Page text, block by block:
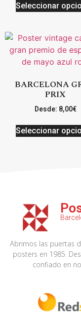
Seleccionar
BARCELONA
PRIX
Desde: 8,00€
Seleccionar
Abrimos las puertas
posters en 1985.
confiado en